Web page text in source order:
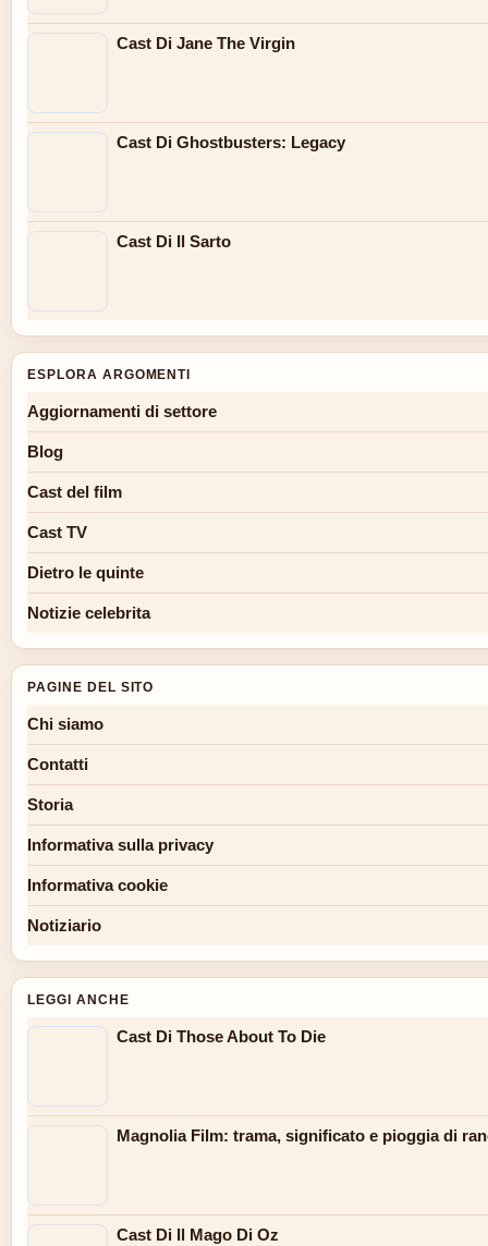
Cast Di Jane The Virgin
Cast Di Ghostbusters: Legacy
Cast Di Il Sarto
ESPLORA ARGOMENTI
Aggiornamenti di settore
Blog
Cast del film
Cast TV
Dietro le quinte
Notizie celebrita
PAGINE DEL SITO
Chi siamo
Contatti
Storia
Informativa sulla privacy
Informativa cookie
Notiziario
LEGGI ANCHE
Cast Di Those About To Die
Magnolia Film: trama, significato e pioggia di
Cast Di Il Mago Di Oz